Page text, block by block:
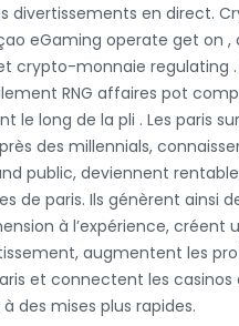
divertissements en direct.
eGaming operate get on
crypto-monnaie regulating .
RNG affaires pot
le long de la pli . Les paris
des millennials,
public, deviennent
de paris. Ils génèrent ainsi
à l’expérience, créent
augmentent les
et connectent les casinos
des mises plus rapides.